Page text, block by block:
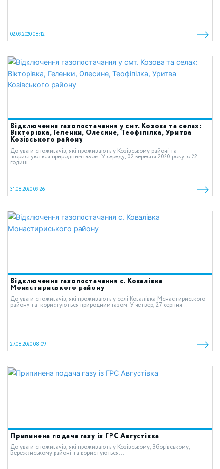
02.09.2020 08:12
Відключення газопостачання у смт. Козова та селах:
Вікторівка, Геленки, Олесине, Теофіпілка, Уритва
Козівського району
До уваги споживачів, які проживають у Козівському районі та
користуються природним газом. У середу, 02 вересня 2020 року, о 22
годині...
31.08.2020 09:26
Відключення газопостачання с. Ковалівка
Монастириського району
До уваги споживачів, які проживають у селі Ковалівка Монастириського
району та користуються природним газом. У четвер, 27 серпня...
27.08.2020 08:09
Припинена подача газу із ГРС Августівка
До уваги споживачів, які проживають у Козівському, Зборівському,
Бережанському районі та користуються...